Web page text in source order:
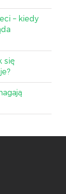
– kiedy
się